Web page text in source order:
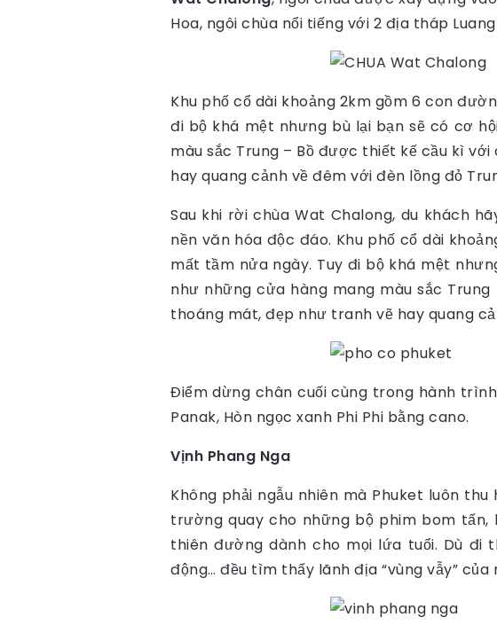
Hoa, ngôi chùa nổi tiếng với 2 địa tháp
Khu phố cổ dài khoảng 2km gồm 6 con
đi bộ khá mệt nhưng bù lại bạn sẽ có cơ
màu sắc Trung – Bồ được thiết kế cầu kì
hay quang cảnh về đêm với đèn lồng đỏ
Sau khi rời chùa Wat Chalong, du khách
nền văn hóa độc đáo. Khu phố cổ dài
mất tầm nửa ngày. Tuy đi bộ khá mệt
như những cửa hàng mang màu sắc
thoáng mát, đẹp như tranh vẽ hay quang
Điểm dừng chân cuối cùng trong hành
Panak, Hòn ngọc xanh Phi Phi bằng cano.
Vịnh Phang Nga
Không phải ngẫu nhiên mà Phuket luôn
trường quay cho những bộ phim bom
thiên đường dành cho mọi lứa tuổi. Dù
động… đều tìm thấy lãnh địa “vùng vẫy” của